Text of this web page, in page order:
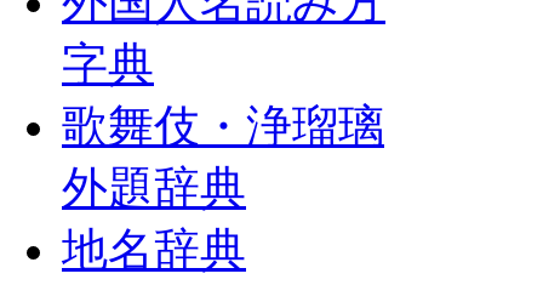
字典
歌舞伎・浄瑠璃
外題辞典
地名辞典